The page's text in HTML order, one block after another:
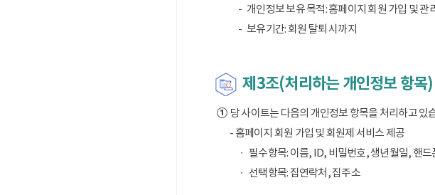
개인정보 보유 목적: 홈페이지 회원 가입 및 관
보유기간: 회원 탈퇴 시까지
제3조(처리하는 개인정보 항목)
①당 사이트는 다음의 개인정보 항목을 처리하고 있
- 홈페이지 회원 가입 및 회원제 서비스 제공
필수항목: 이름, ID, 비밀번호, 생년월일, 핸
선택항목: 집연락처, 집주소